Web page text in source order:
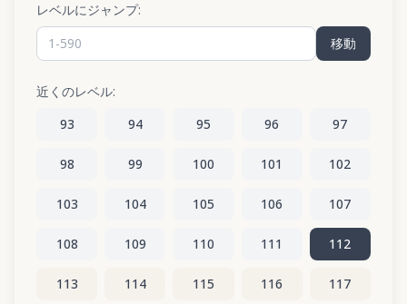
レベルにジャンプ:
移動
近くのレベル:
93
94 95 96 97
98 99 100 101 102
103 104 105 106 107
108 109 110 111 112
113 114 115 116 117